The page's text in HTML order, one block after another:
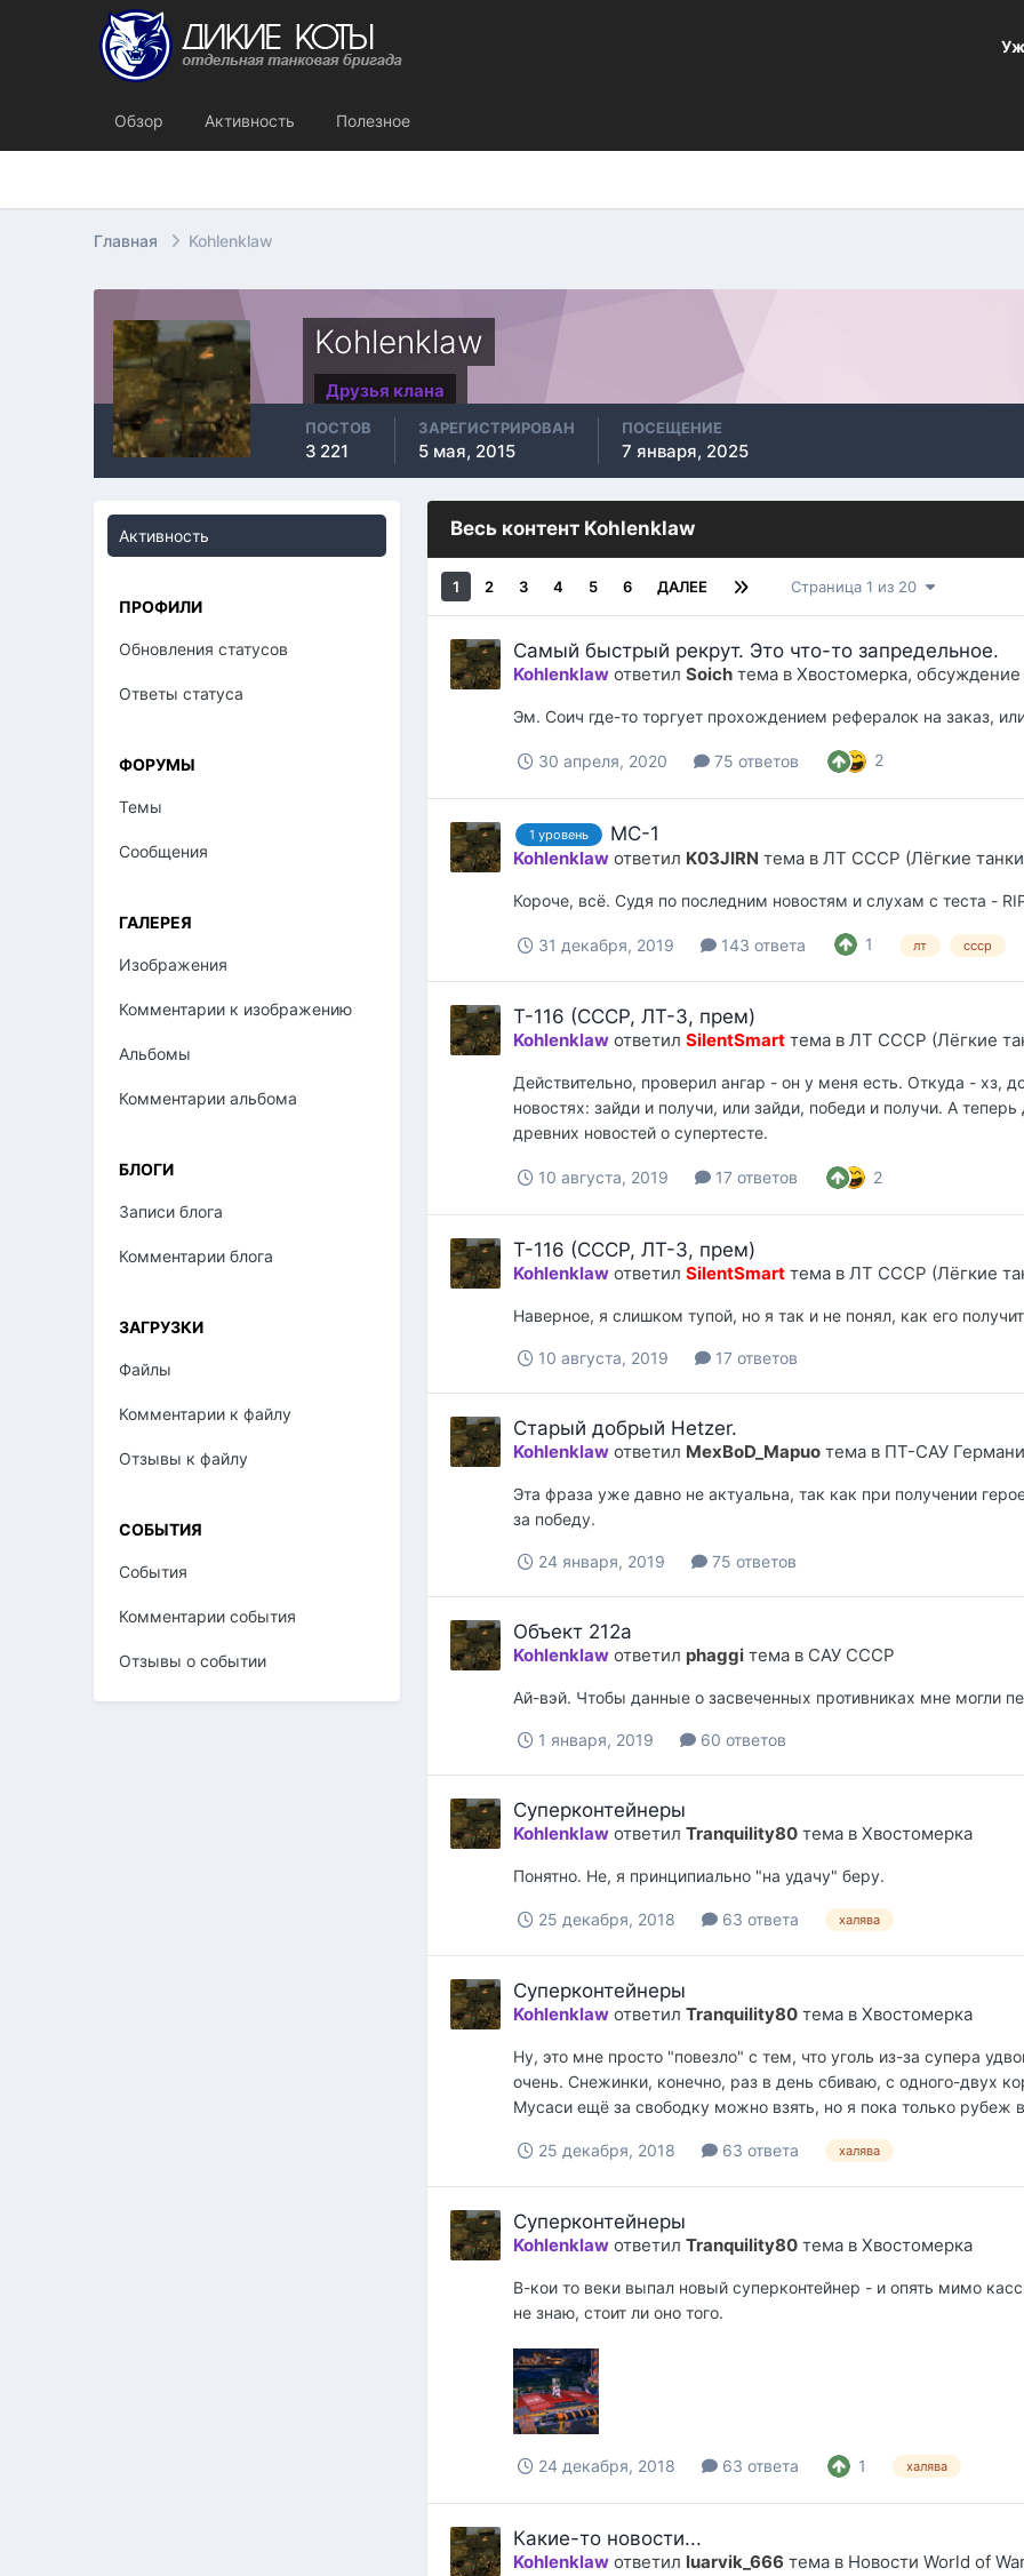
Обзор Активность Полезное
Главная Kohlenklaw
Kohlenklaw
Друзья клана
ПОСТОВ
3 221
ЗАРЕГИСТРИРОВАН
5 мая, 2015
ПОСЕЩЕНИЕ
7 января, 2025
Активность
ПРОФИЛИ
Обновления статусов
Ответы статуса
ФОРУМЫ
Темы
Сообщения
ГАЛЕРЕЯ
Изображения
Комментарии к изображению
Альбомы
Комментарии альбома
БЛОГИ
Записи блога
Комментарии блога
ЗАГРУЗКИ
Файлы
Комментарии к файлу
Отзывы к файлу
СОБЫТИЯ
События
Комментарии события
Отзывы о событии
Весь контент Kohlenklaw
1 2 3 4 5 6 ДАЛЕЕ Страница 1 из 20
Самый быстрый рекрут. Это что-то запредельное.
Kohlenklaw ответилSoich тема вХвостомерка,
Эм. Соич где-то торгует прохождением рефералок на заказ,
30 апреля, 2020 75 ответов 2
1 уровень МС-1
Kohlenklaw ответил K03JIRN тема вЛТ СССР (Лёгкие
Короче, всё. Судя по последним новостям и слухам с теста -
31 декабря, 2019 143 ответа 1 лт ссср
Т-116 (СССР, ЛТ-3, прем)
Kohlenklaw ответилSilentSmart тема вЛТ СССР (Лёгкие
Действительно, проверил ангар - он у меня есть. Откуда - хз,
новостях: зайди и получи, или зайди, победи и получи. А
древних новостей о супертесте.
10 августа, 2019 17 ответов 2
Т-116 (СССР, ЛТ-3, прем)
Kohlenklaw ответилSilentSmart тема вЛТ СССР (Лёгкие
Наверное, я слишком тупой, но я так и не понял, как его
10 августа, 2019 17 ответов
Старый добрый Hetzer.
Kohlenklaw ответил MexBoD_Mapuo тема в ПТ-САУ
Эта фраза уже давно не актуальна, так как при получении
за победу.
24 января, 2019 75 ответов
Объект 212а
Kohlenklaw ответил phaggi тема в САУ СССР
Ай-вэй. Чтобы данные о засвеченных противниках мне могли
1 января, 2019 60 ответов
Суперконтейнеры
Kohlenklaw ответилTranquility80 тема вХвостомерка
Понятно. Не, я принципиально "на удачу" беру.
25 декабря, 2018 63 ответа халява
Суперконтейнеры
Kohlenklaw ответилTranquility80 тема вХвостомерка
Ну, это мне просто "повезло" с тем, что уголь из-за супера
очень. Снежинки, конечно, раз в день сбиваю, с одного-двух
Мусаси ещё за свободку можно взять, но я пока только рубеж
25 декабря, 2018 63 ответа халява
Суперконтейнеры
Kohlenklaw ответилTranquility80 тема вХвостомерка
В-кои то веки выпал новый суперконтейнер - и опять мимо
не знаю, стоит ли оно того.
24 декабря, 2018 63 ответа 1 халява
Какие-то новости...
Kohlenklaw ответил luarvik_666 тема в Новости World of